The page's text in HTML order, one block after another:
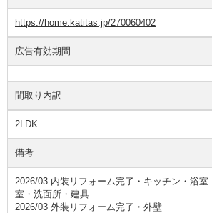
https://home.katitas.jp/270060402
広告有効期間
間取り内訳
2LDK
備考
2026/03 内装リフォーム完了・キッチン・浴
室・洗面所・建具
2026/03 外装リフォーム完了・外壁